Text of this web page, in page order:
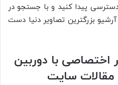
پیدا کنید و با جستجو در
بزرگترین تصاویر دنیا دست
اختصاصی با دوربین
مقالات سایت